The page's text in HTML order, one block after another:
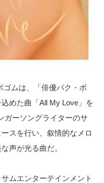
ゴムは、「俳優パク・ボ
めた曲「All My Love」を
ガーソングライターのサ
スを行い、叙情的なメロ
声が光る曲だ。
ムエンターテインメント